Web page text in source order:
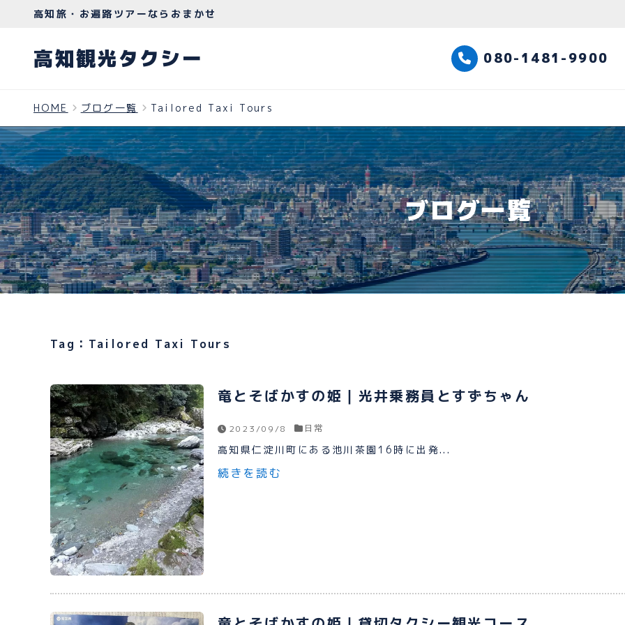
高知観光タクシー
高知旅・お遍路ツアーならおまかせ
高知観光タクシー 080-1481-9900
HOME ブログ一覧 Tailored Taxi Tours
ブログ一覧
Tag：Tailored Taxi Tours
竜とそばかすの姫｜光井乗務員とすずちゃん
2023/09/8 日常
高知県仁淀川町にある池川茶園16時に出発...
続きを読む